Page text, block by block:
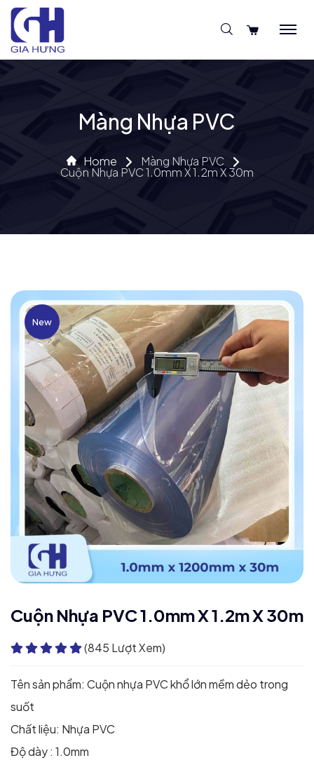
Màng Nhựa PVC
Home Màng Nhựa PVC
Cuộn Nhựa PVC 1.0mm X 1.2m X 30m
New
Cuộn Nhựa PVC 1.0mm X 1.2m X 30m
(845 Lượt Xem)
Tên sản phẩm: Cuộn nhựa PVC khổ lớn mềm dẻo trong
suốt
Chất liệu: Nhựa PVC
Độ dày : 1.0mm